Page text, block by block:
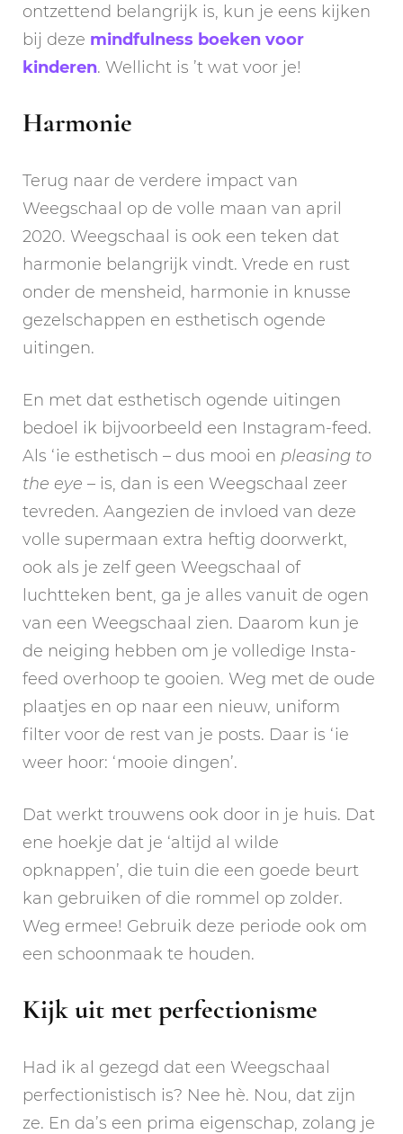
ontzettend belangrijk is, kun je eens kijken
bij deze mindfulness boeken voor
kinderen. Wellicht is ’t wat voor je!
Harmonie
Terug naar de verdere impact van
Weegschaal op de volle maan van april
2020. Weegschaal is ook een teken dat
harmonie belangrijk vindt. Vrede en rust
onder de mensheid, harmonie in knusse
gezelschappen en esthetisch ogende
uitingen.
En met dat esthetisch ogende uitingen
bedoel ik bijvoorbeeld een Instagram-feed.
Als ‘ie esthetisch – dus mooi en pleasing to
the eye – is, dan is een Weegschaal zeer
tevreden. Aangezien de invloed van deze
volle supermaan extra heftig doorwerkt,
ook als je zelf geen Weegschaal of
luchtteken bent, ga je alles vanuit de ogen
van een Weegschaal zien. Daarom kun je
de neiging hebben om je volledige Insta-
feed overhoop te gooien. Weg met de oude
plaatjes en op naar een nieuw, uniform
filter voor de rest van je posts. Daar is ‘ie
weer hoor: ‘mooie dingen’.
Dat werkt trouwens ook door in je huis. Dat
ene hoekje dat je ‘altijd al wilde
opknappen’, die tuin die een goede beurt
kan gebruiken of die rommel op zolder.
Weg ermee! Gebruik deze periode ook om
een schoonmaak te houden.
Kijk uit met perfectionisme
Had ik al gezegd dat een Weegschaal
perfectionistisch is? Nee hè. Nou, dat zijn
ze. En da’s een prima eigenschap, zolang je